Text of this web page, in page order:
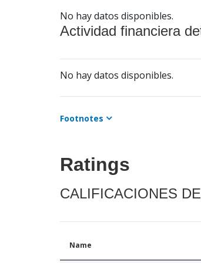
No hay datos disponibles.
Actividad financiera
No hay datos disponibles.
Footnotes
Ratings
CALIFICACIONES
Name